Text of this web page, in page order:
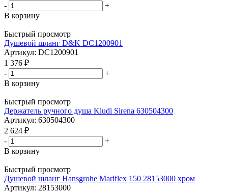
-
+
В корзину
Быстрый просмотр
Душевой шланг D&K DC1200901
Артикул: DC1200901
1 376 ₽
-
+
В корзину
Быстрый просмотр
Держатель ручного душа Kludi Sirena 630504300
Артикул: 630504300
2 624 ₽
-
+
В корзину
Быстрый просмотр
Душевой шланг Hansgrohe Mariflex 150 28153000 хром
Артикул: 28153000